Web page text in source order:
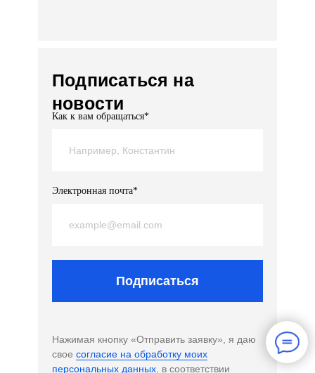
Подписаться на
новости
Как к вам обращаться*
Электронная почта*
Подписаться
Нажимая кнопку «Отправить заявку», я даю
свое согласие на обработку моих
персональных данных , в соответствии